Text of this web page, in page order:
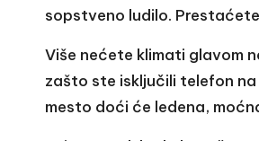
sopstveno ludilo.
Više nećete klimati glavom
zašto ste isključili telefon
mesto doći će ledena,